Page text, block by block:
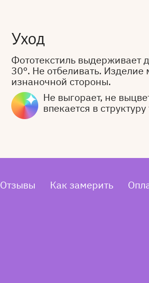
Уход
Фототекстиль
30°. Не отбеливать.
изнаночной стороны.
Не выгорает, не
впекается в
Отзывы Как замерить